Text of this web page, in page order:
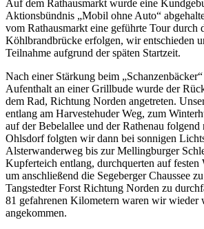
Auf dem Rathausmarkt wurde eine
Aktionsbündnis „Mobil ohne Auto“
vom Rathausmarkt eine geführte Tour durch
Köhlbrandbrücke erfolgen, wir entschieden
Teilnahme aufgrund der späten Startzeit.
Nach einer Stärkung beim
Aufenthalt an einer Grillbude wurde der
dem Rad, Richtung Norden angetreten.
entlang am Harvestehuder Weg, zum
auf der Bebelallee und der Rathenau
Ohlsdorf folgten wir dann bei sonnigen
Alsterwanderweg bis zur Mellingburger
Kupferteich entlang, durchquerten auf festen
um anschließend die Segeberger Chaussee
Tangstedter Forst Richtung Norden zu
81 gefahrenen Kilometern waren wir wieder
angekommen.